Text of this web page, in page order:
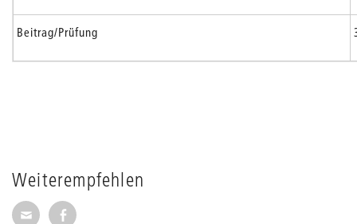
Weiterempfehlen
Seite per E-Mail weiterempfehlen
Seite auf Facebook weiterempfehlen
Beitrag/Prüfung